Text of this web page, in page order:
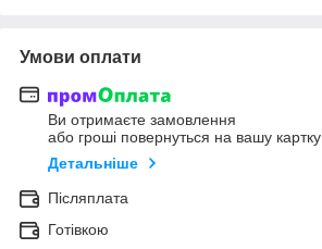
Умови оплати
Ви отримаєте замовлення
або гроші повернуться на вашу картку
Детальніше
Післяплата
Готівкою